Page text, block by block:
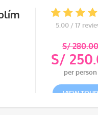
5.00 / 17
S/280.00
cena
byla:
S/
cena
je:
per person
VIEW TOUR